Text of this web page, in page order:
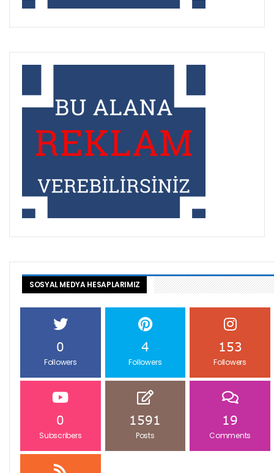
SOSYAL MEDYA HESAPLARIMIZ
0
Followers
4
Followers
153
Followers
0
Subscribers
1591
Posts
19
Comments